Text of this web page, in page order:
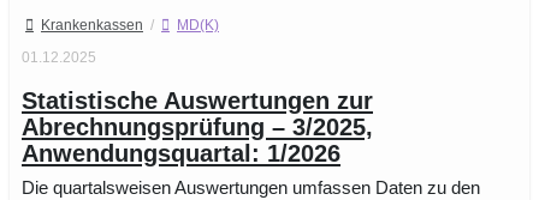
Krankenkassen /
MD(K)
01.12.2025
Statistische Auswertungen zur
Abrechnungsprüfung – 3/2025,
Anwendungsquartal: 1/2026
Die quartalsweisen Auswertungen umfassen Daten zu den